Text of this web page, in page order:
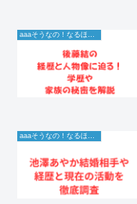
aaaそうなの！なるほど！情報